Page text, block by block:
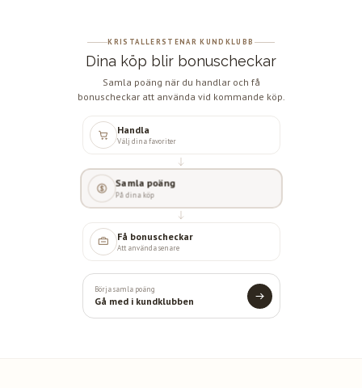
KRISTALLERSTENAR KUNDKLUBB
Dina köp blir bonuscheckar
Samla poäng när du handlar och få
bonuscheckar att använda vid kommande köp.
Handla
Välj dina favoriter
Samla poäng
På dina köp
Få bonuscheckar
Att använda senare
Börja samla poäng
Gå med i kundklubben